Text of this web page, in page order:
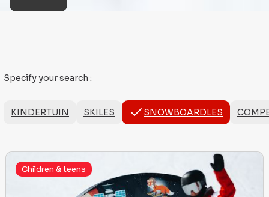
Specify your search :
KINDERTUIN SKILES SNOWBOARDLES
Children & teens